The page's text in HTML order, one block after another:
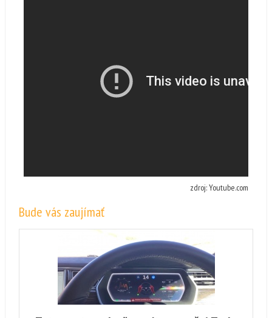
zdroj: Youtube.com
Bude vás zaujímať